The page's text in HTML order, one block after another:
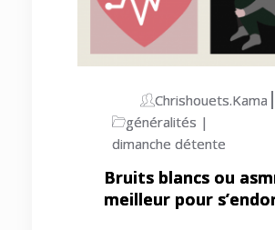
Chrishouets.kama
généralités
dimanche détente
Bruits blancs ou
meilleur pour